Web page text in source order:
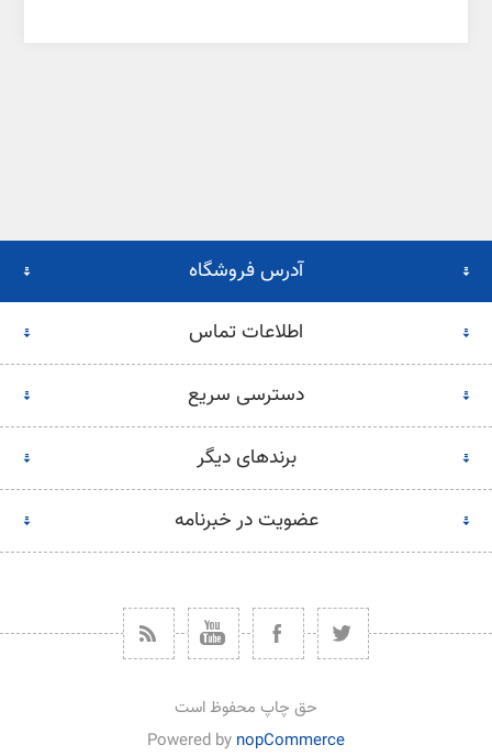
آدرس فروشگاه
اطلاعات تماس
دسترسی سریع
برندهای دیگر
عضویت در خبرنامه
حق چاپ محفوظ است
Powered by nopCommerce